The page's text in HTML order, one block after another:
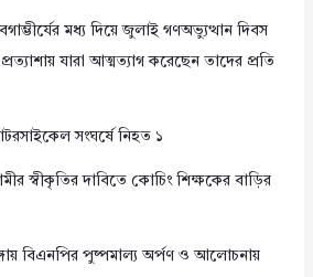
মধ্য দিয়ে জুলাই গণঅভ্যুত্থান দিবস
যারা আত্মত্যাগ করেছেন তাদের প্রতি
সংঘর্ষে নিহত ১
স্বীকৃতির দাবিতে কোচিং শিক্ষকের বাড়ির
বিএনপির পুষ্পমাল্য অর্পণ ও আলোচনায়